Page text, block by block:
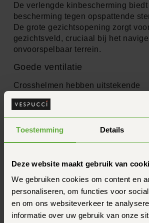
Toestemming Details
Deze website maakt gebruik van
We gebruiken cookies om content en
personaliseren, om functies voor
en om ons websiteverkeer te
informatie over uw gebruik van onze
De verlengde kinbescherming biedt
bescherming tegen opspattende
De grote gezichtsopening zorgt
gezichtsveld, cruciaal bij het
onvoorspelbaar terrein.
Goede ventilatie
Crosshelmen hebben uitstekende
intensieve off-road sessies.
Bescherming tegen modder en
De zonneklep en grote
gezicht van de rijder.
Nadelen van crosshelmen
Minder geschikt voor
Door hun ontwerp zijn crosshelmen